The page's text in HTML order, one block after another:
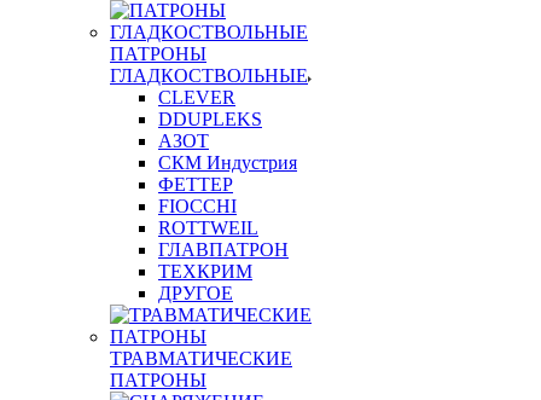
ПАТРОНЫ
ГЛАДКОСТВОЛЬНЫЕ
CLEVER
DDUPLEKS
АЗОТ
СКМ Индустрия
ФЕТТЕР
FIOCCHI
ROTTWEIL
ГЛАВПАТРОН
ТЕХКРИМ
ДРУГОЕ
ТРАВМАТИЧЕСКИЕ
ПАТРОНЫ